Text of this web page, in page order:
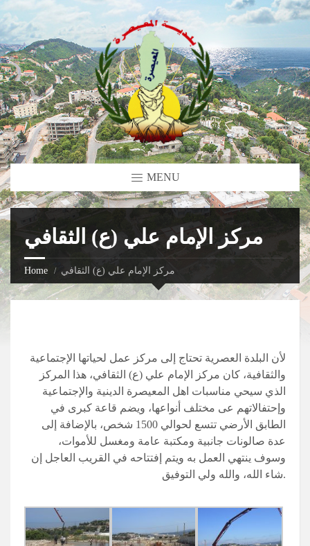
MENU
مركز الإمام علي (ع) الثقافي
Home مركز الإمام علي (ع) الثقافي
لأن البلدة العصرية تحتاج إلى مركز عمل لحياتها الإجتماعية
والثقافية، كان مركز الإمام علي (ع) الثقافي، هذا المركز
الذي سيحي مناسبات اهل المعيصرة الدينية والإجتماعية
وإحتفالاتهم عى مختلف أنواعها، ويضم قاعة كبرى في
الطابق الأرضي تتسع لحوالي 1500 شخص، بالإضافة إلى
عدة صالونات جانبية ومكتبة عامة ومغسل للأموات،
وسوف ينتهي العمل به ويتم إفتتاحه في القريب العاجل إن
شاء الله، والله ولي التوفيق.